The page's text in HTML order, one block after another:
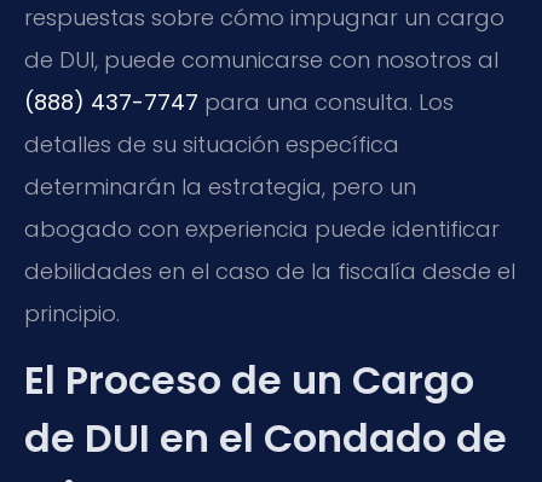
respuestas sobre cómo impugnar un cargo
de DUI, puede comunicarse con nosotros al
(888) 437-7747 para una consulta. Los
detalles de su situación específica
determinarán la estrategia, pero un
abogado con experiencia puede identificar
debilidades en el caso de la fiscalía desde el
principio.
El Proceso de un Cargo
de DUI en el Condado de